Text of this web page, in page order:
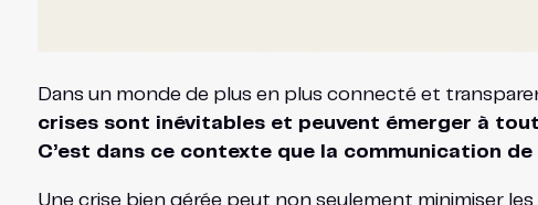
Dans un monde de plus en plus connecté et
crises sont inévitables et peuvent émerger à
C’est dans ce contexte que la communication
Une crise bien gérée peut non seulement minimiser